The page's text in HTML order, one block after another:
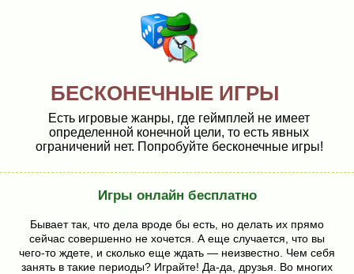
БЕСКОНЕЧНЫЕ ИГРЫ
Есть игровые жанры, где геймплей не имеет
определенной конечной цели, то есть явных
ограничений нет. Попробуйте бесконечные игры!
Игры онлайн бесплатно
Бывает так, что дела вроде бы есть, но делать их прямо
сейчас совершенно не хочется. А еще случается, что вы
чего-то ждете, и сколько еще ждать — неизвестно. Чем себя
занять в такие периоды? Играйте! Да-да, друзья. Во многих